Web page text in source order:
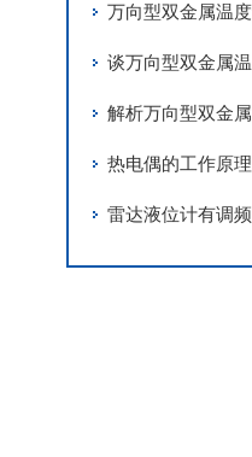
热电偶的工作原理